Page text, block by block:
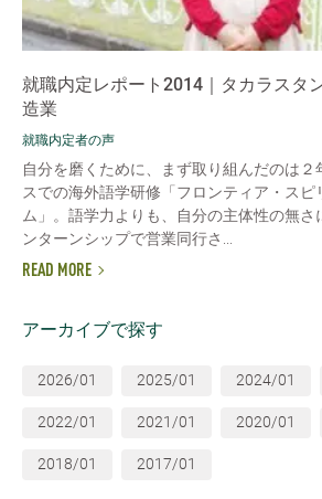
就職内定レポート2014｜タカラスタ
造業
就職内定者の声
自分を磨くために、まず取り組んだのは２
スでの海外語学研修「フロンティア・スピ
ム」。語学力よりも、自分の主体性の無さ
ンターンシップで営業同行さ...
READ MORE
アーカイブで探す
2026/01 2025/01 2024/01
2022/01 2021/01 2020/01
2018/01 2017/01